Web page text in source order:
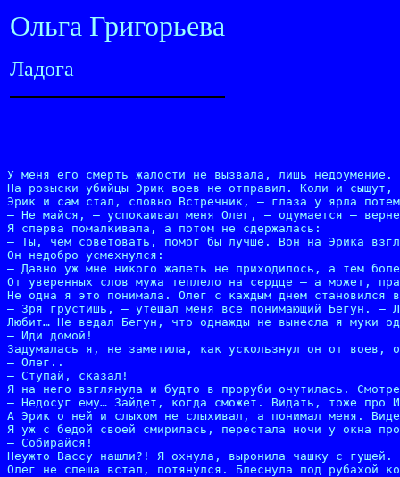
Ольга Григорьева
Ладога
У меня его смерть жалости не вызвала, лишь
На розыски убийцы Эрик воев не отправил. Коли и
Эрик и сам стал, словно Встречник, – глаза у ярла
– Не майся, – успокаивал меня Олег, – одумается –
Я сперва помалкивала, а потом не сдержалась:
– Ты, чем советовать, помог бы лучше. Вон на Эрика
Он недобро усмехнулся:
– Давно уж мне никого жалеть не приходилось, а тем
От уверенных слов мужа теплело на сердце – а может,
Не одна я это понимала. Олег с каждым днем становился
– Зря грустишь, – утешал меня все понимающий Бегун.
Любит… Не ведал Бегун, что однажды не вынесла я муки
– Иди домой!
Задумалась я, не заметила, как ускользнул он от воев,
– Олег..
– Ступай, сказал!
Я на него взглянула и будто в проруби очутилась.
– Недосуг ему… Зайдет, когда сможет. Видать, тоже про
А Эрик о ней и слыхом не слыхивал, а понимал меня.
Я уж с бедой своей смирилась, перестала ночи у окна
– Собирайся!
Неужто Вассу нашли?! Я охнула, выронила чашку с гущей.
Олег не спеша встал, потянулся. Блеснула под рубахой